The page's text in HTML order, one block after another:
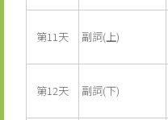
第11天 副詞(上)
第12天 副詞(下)